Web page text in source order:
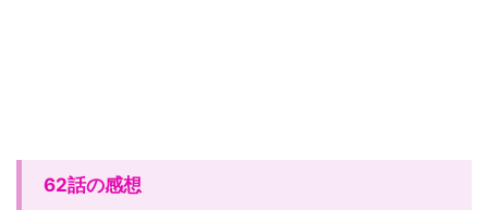
62話の感想